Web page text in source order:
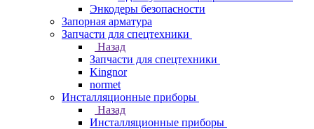
Энкодеры безопасности
Запорная арматура
Запчасти для спецтехники
Назад
Запчасти для спецтехники
Kingnor
normet
Инсталляционные приборы
Назад
Инсталляционные приборы